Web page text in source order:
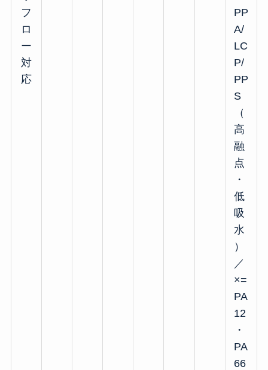
フ
ロ
ー
対
応
PP
A/
LC
P/
PP
S
（
高
融
点
・
低
吸
水
）
／
×=
PA
12
・
PA
66